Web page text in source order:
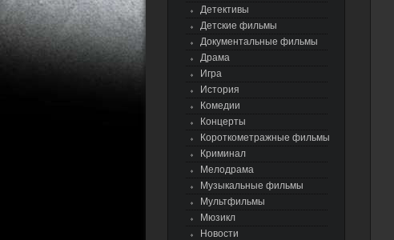
Детективы
Детские фильмы
Документальные фильмы
Драма
Игра
История
Комедии
Концерты
Короткометражные фильмы
Криминал
Мелодрама
Музыкальные фильмы
Мультфильмы
Мюзикл
Новости